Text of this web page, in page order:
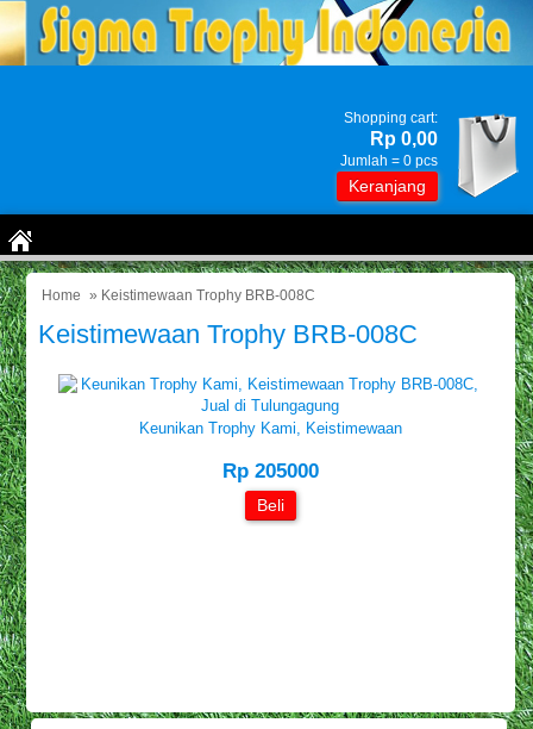
Shopping cart:
Rp 0,00
Jumlah = 0 pcs
Keranjang
Home » Keistimewaan Trophy BRB-008C
Keistimewaan Trophy BRB-008C
Keunikan Trophy Kami, Keistimewaan
Rp 205000
Beli